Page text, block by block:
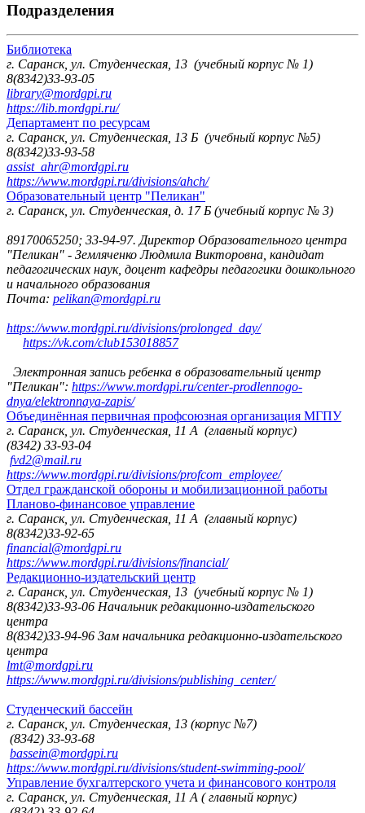
Подразделения
Библиотека
г. Саранск, ул. Студенческая, 13 (учебный корпус № 1)
8(8342)33-93-05
library@mordgpi.ru
https://lib.mordgpi.ru/
Департамент по ресурсам
г. Саранск, ул. Студенческая, 13 Б (учебный корпус №5)
8(8342)33-93-58
assist_ahr@mordgpi.ru
https://www.mordgpi.ru/divisions/ahch/
Образовательный центр "Пеликан"
г. Саранск, ул. Студенческая, д. 17 Б (учебный корпус № 3)
89170065250; 33-94-97. Директор Образовательного центра
"Пеликан" - Земляченко Людмила Викторовна, кандидат
педагогических наук, доцент кафедры педагогики дошкольного
и начального образования
Почта: pelikan@mordgpi.ru
https://www.mordgpi.ru/divisions/prolonged_day/
https://vk.com/club153018857
Электронная запись ребенка в образовательный центр
"Пеликан": https://www.mordgpi.ru/center-prodlennogo-
dnya/elektronnaya-zapis/
Объединённая первичная профсоюзная организация МГПУ
г. Саранск, ул. Студенческая, 11 А (главный корпус)
(8342) 33-93-04
fvd2@mail.ru
https://www.mordgpi.ru/divisions/profcom_employee/
Отдел гражданской обороны и мобилизационной работы
Планово-финансовое управление
г. Саранск, ул. Студенческая, 11 А (главный корпус)
8(8342)33-92-65
financial@mordgpi.ru
https://www.mordgpi.ru/divisions/financial/
Редакционно-издательский центр
г. Саранск, ул. Студенческая, 13 (учебный корпус № 1)
8(8342)33-93-06 Начальник редакционно-издательского
центра
8(8342)33-94-96 Зам начальника редакционно-издательского
центра
lmt@mordgpi.ru
https://www.mordgpi.ru/divisions/publishing_center/
Студенческий бассейн
г. Саранск, ул. Студенческая, 13 (корпус №7)
(8342) 33-93-68
bassein@mordgpi.ru
https://www.mordgpi.ru/divisions/student-swimming-pool/
Управление бухгалтерского учета и финансового контроля
г. Саранск, ул. Студенческая, 11 А ( главный корпус)